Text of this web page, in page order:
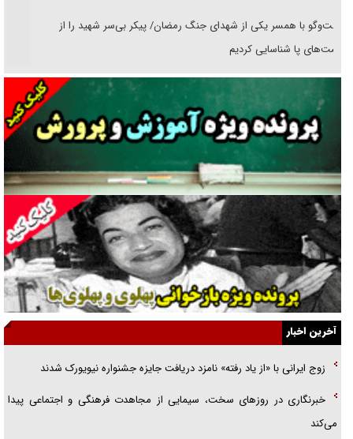
گفت‌وگو با همسر یکی از شهدای جنگ رمضان/ پیکر بی‌سر شهید را از
انگشت‌های پا شناسایی کردیم
نسلی که آنلاین الگو می‌گیرد
گفت‌وگو با آیت‌الله جاودان/ جفای مخالفان مکانت معنوی رهبر شهید را
ارتقا می‌داد
راننده مست به قانون می‌خندد
همه آقای دوربینی شده‌ایم!
قصه ناتمام سرویس مدارس
آیا مقاومت فلسطین خلع‌سلاح می‌شود؟
الگوی وحدت‌آفرین در ادراک سیاست خارجی
گفتگوی دکتر اخوان مدیرمسئول روزنامه جوان با برنامه تلویزیونی «نبرد
هرمز»
امام حسین (ع) کشته سیرت‌های عصر جاهلی شد
آخرین اخبار
زوج ایرانی با «از یاد رفته» نامزد دریافت جایزه جشنواره نیویورک شدند
خبرنگاری در روزهای سخت، سیمایی از مجاهدت فرهنگی و اجتماعی پیدا
می‌کند